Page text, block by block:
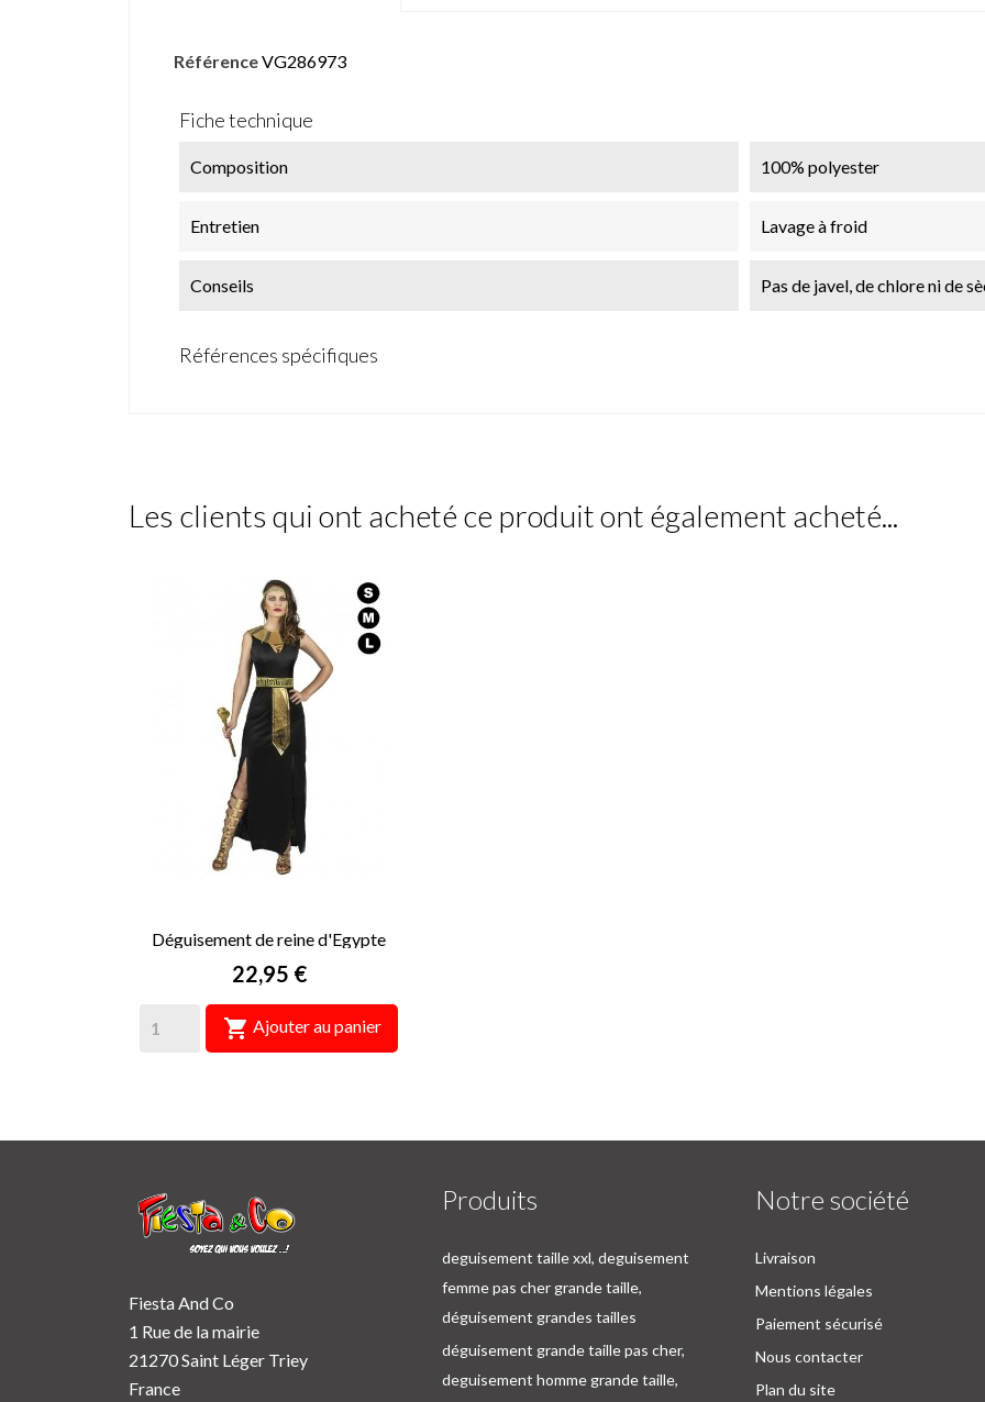
RéférenceVG286973
Fiche technique
Composition 100% polyester
Entretien Lavage à froid
Conseils Pas de javel, de chlore ni de
Références spécifiques
Les clients qui ont acheté ce produit ont également acheté...
Déguisement de reine d'Egypte
Prix
22,95 €
 Ajouter au panier
Fiesta And Co
1 Rue de la mairie
21270 Saint Léger Triey
France
Produits
deguisement taille xxl, deguisement
femme pas cher grande taille,
déguisement grandes tailles
déguisement grande taille pas cher,
deguisement homme grande taille,
Notre société
Livraison
Mentions légales
Paiement sécurisé
Nous contacter
Plan du site